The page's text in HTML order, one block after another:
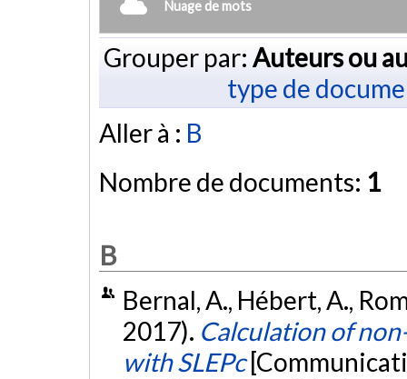
Nuage de mots
Grouper par: Auteurs ou
type de
Aller à : B
Nombre de documents: 1
B
Bernal, A., Hébert, A.,
2017). Calculation of
with SLEPc